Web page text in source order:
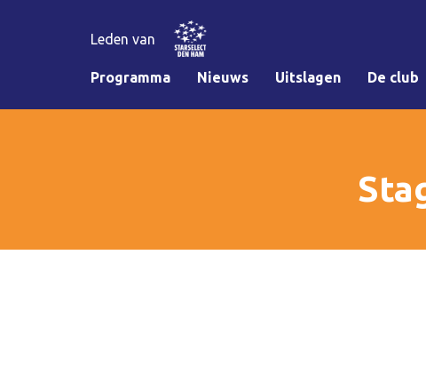
Leden van
Programma Nieuws Uitslagen De club